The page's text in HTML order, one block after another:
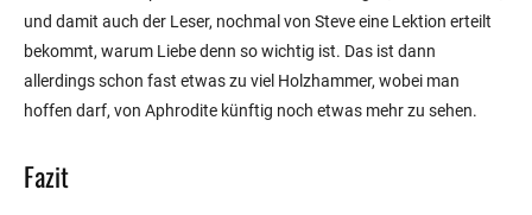
und damit auch der Leser, nochmal von Steve eine Lektion erteilt
bekommt, warum Liebe denn so wichtig ist. Das ist dann
allerdings schon fast etwas zu viel Holzhammer, wobei man
hoffen darf, von Aphrodite künftig noch etwas mehr zu sehen.
Fazit